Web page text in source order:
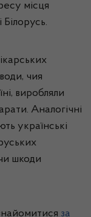
місця
Білорусь.
чия
виробляли
Аналогічні
українські
шкоди
за